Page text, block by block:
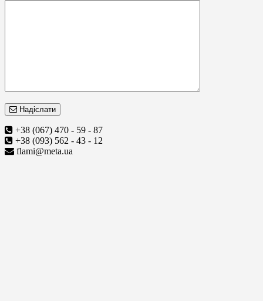
Надіслати
+38 (067) 470 - 59 - 87
+38 (093) 562 - 43 - 12
flami@meta.ua